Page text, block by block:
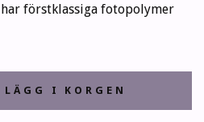
förstklassiga fotopolymer
LÄGG I KORGEN